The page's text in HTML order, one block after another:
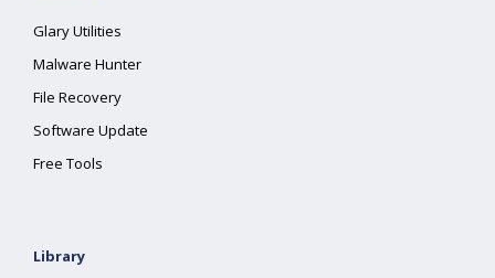
Glary Utilities
Malware Hunter
File Recovery
Software Update
Free Tools
Library